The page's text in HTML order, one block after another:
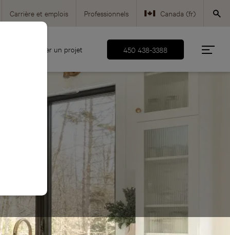
Carrière et emplois Professionnels Canada (fr)
Canada (en)
USA (en)
Démarrer un projet 450 438-3388